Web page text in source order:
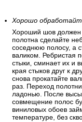
Хорошо
Хороший шов должен
полотна сделайте
соседнюю полосу, а
валиком. Ребристая
стыки, сминает их и
края стыков друг к
снова прокатайте
раз. Переход
ладонью. После
совмещение полос
виниловых обоев
температуре, без